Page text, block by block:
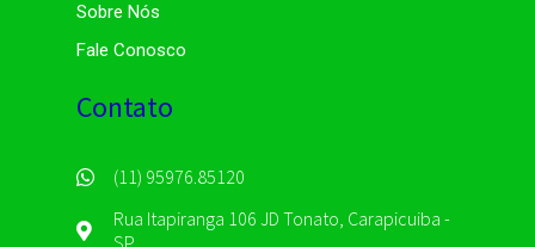
Sobre Nós
Fale Conosco
Contato
(11) 95976.85120
Rua Itapiranga 106 JD Tonato, Carapicuiba -